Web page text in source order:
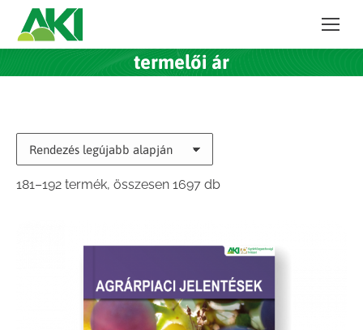
termelői ár
181–192 termék, összesen 1697 dbSorted